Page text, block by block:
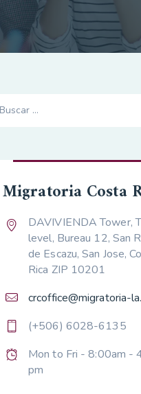
Migratoria Costa
DAVIVIENDA Tower,
level, Bureau 12, San
de Escazu, San Jose,
Rica ZIP 10201
crcoffice@migratoria-
(+506) 6028-6135
Mon to Fri - 8:00am -
pm